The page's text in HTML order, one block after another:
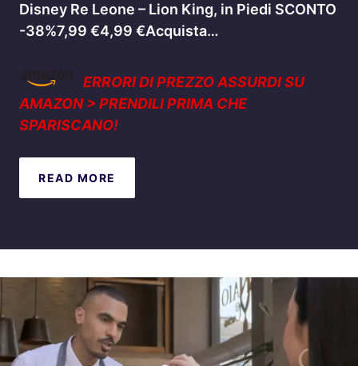
Disney Re Leone – Lion King, in Piedi SCONTO
-38%7,99 €4,99 €Acquista…
ERRORI DI PREZZO ASSURDI SU
AMAZON > PRENDILI PRIMA CHE
SPARISCANO!
READ MORE